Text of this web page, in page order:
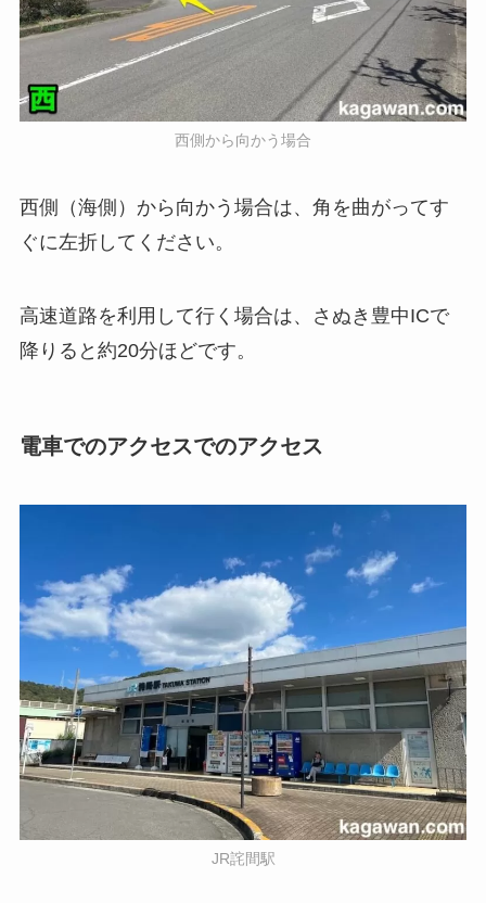
西側から向かう場合
西側（海側）から向かう場合は、角を曲がってす
ぐに左折してください。
高速道路を利用して行く場合は、さぬき豊中ICで
降りると約20分ほどです。
電車でのアクセスでのアクセス
JR詫間駅